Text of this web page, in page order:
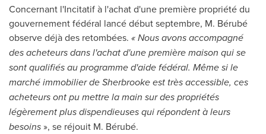
Concernant l'Incitatif à l'achat d'une première propriété du
gouvernement fédéral lancé début septembre, M. Bérubé
observe déjà des retombées. « Nous avons accompagné
des acheteurs dans l'achat d'une première maison qui se
sont qualifiés au programme d'aide fédéral. Même si le
marché immobilier deSherbrookeest très accessible, ces
acheteurs ont pu mettre la main sur des propriétés
légèrement plus dispendieuses qui répondent à leurs
besoins», se réjouit M. Bérubé.